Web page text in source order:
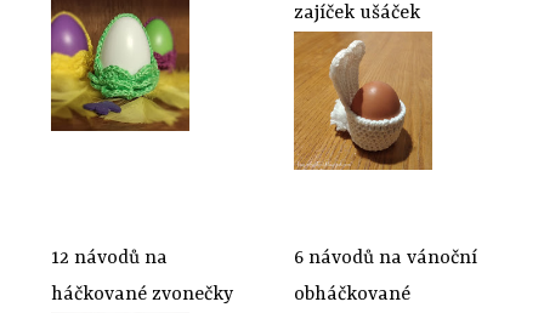
zajíček ušáček
12 návodů na
háčkované zvonečky
6 návodů na vánoční
obháčkované